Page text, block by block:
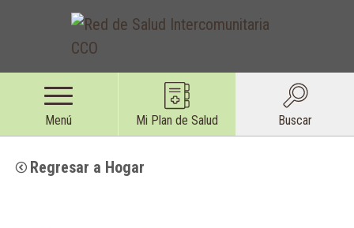
Menú Mi Plan de Salud Buscar
Regresar a Hogar